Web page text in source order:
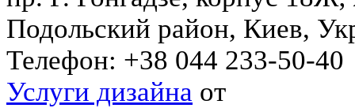
Подольский район, Киев,
Телефон: +38 044 233-50-40
Услуги дизайна от